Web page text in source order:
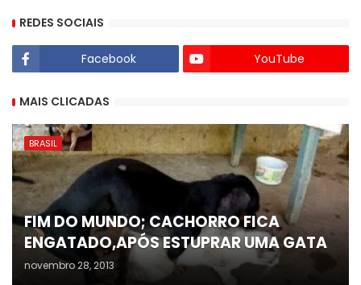
REDES SOCIAIS
Facebook YouTube
MAIS CLICADAS
BRASIL
FIM DO MUNDO; CACHORRO FICA
ENGATADO,APÓS ESTUPRAR UMA GATA
novembro 28, 2013